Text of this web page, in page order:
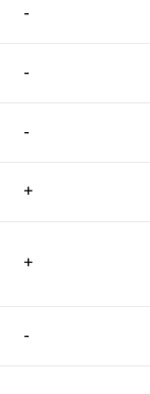
-
-
-
+
+
-